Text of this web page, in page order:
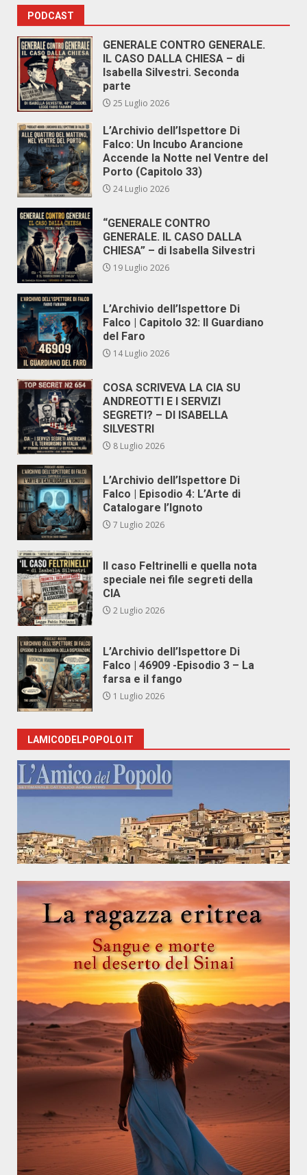
PODCAST
GENERALE CONTRO GENERALE.
IL CASO DALLA CHIESA – di
Isabella Silvestri. Seconda
parte
25 Luglio 2026
L’Archivio dell’Ispettore Di
Falco: Un Incubo Arancione
Accende la Notte nel Ventre del
Porto (Capitolo 33)
24 Luglio 2026
“GENERALE CONTRO
GENERALE. IL CASO DALLA
CHIESA” – di Isabella Silvestri
19 Luglio 2026
L’Archivio dell’Ispettore Di
Falco | Capitolo 32: Il Guardiano
del Faro
14 Luglio 2026
COSA SCRIVEVA LA CIA SU
ANDREOTTI E I SERVIZI
SEGRETI? – DI ISABELLA
SILVESTRI
8 Luglio 2026
L’Archivio dell’Ispettore Di
Falco | Episodio 4: L’Arte di
Catalogare l’Ignoto
7 Luglio 2026
Il caso Feltrinelli e quella nota
speciale nei file segreti della
CIA
2 Luglio 2026
L’Archivio dell’Ispettore Di
Falco | 46909 -Episodio 3 – La
farsa e il fango
1 Luglio 2026
LAMICODELPOPOLO.IT